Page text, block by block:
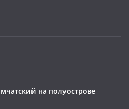
на полуострове